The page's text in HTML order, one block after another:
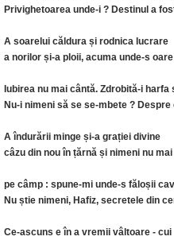
Privighetoarea unde-i ? Destinul a
A soarelui căldura și rodnica lucrare
a norilor și-a ploii, acuma unde-s
Iubirea nu mai cântă. Zdrobită-i harfa
Nu-i nimeni să se se-mbete ?
A îndurării minge și-a grației divine
câzu din nou în țărnă și nimeni nu
pe câmp : spune-mi unde-s făloșii
Nu știe nimeni, Hafiz, secretele din
Ce-ascuns e în a vremii vâltoare - cui